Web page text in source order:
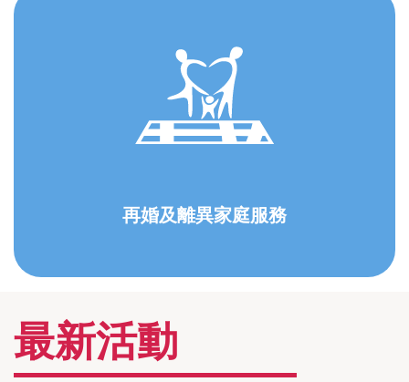
再婚及離異家庭服務
最新活動